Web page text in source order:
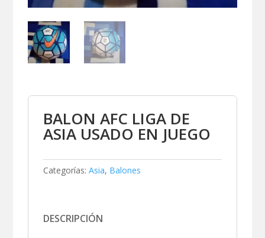
BALON AFC LIGA DE
ASIA USADO EN JUEGO
Categorías: Asia, Balones
DESCRIPCIÓN